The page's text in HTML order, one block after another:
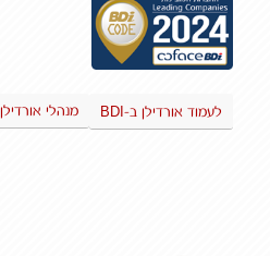
לעמוד אורדילן ב-BDI מנהלי